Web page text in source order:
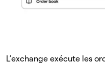
L’exchange exécute les